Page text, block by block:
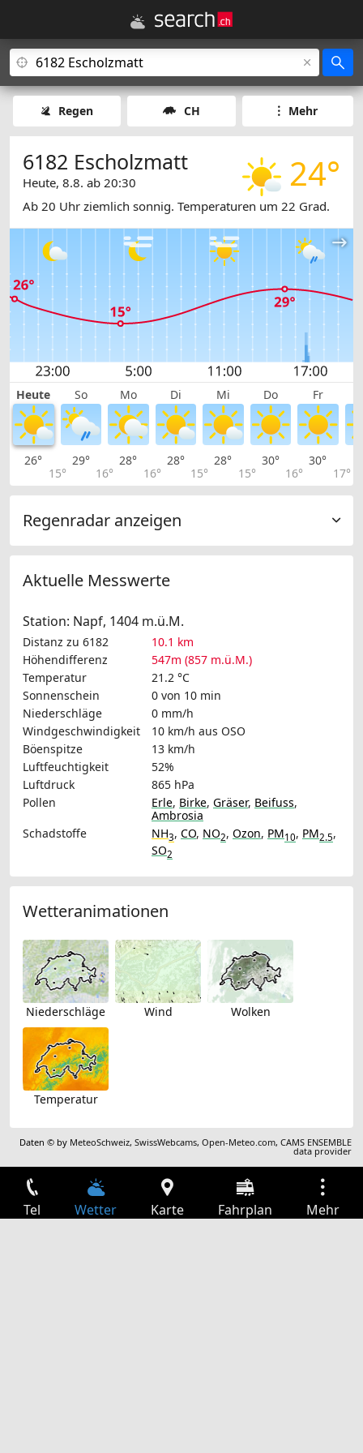
Regen CH Mehr
24°
6182 Escholzmatt
Heute, 8.8. ab 20:30
Ab 20 Uhr ziemlich sonnig. Temperaturen um 22 Grad.
Heute So Mo Di Mi Do Fr
26°
15°
29°
16°
28°
16°
28°
15°
28°
15°
30°
16°
30°
17°
Regenradar anzeigen
Aktuelle Messwerte
Station: Napf, 1404 m.ü.M.
Distanz zu 6182
10.1 km
Höhendifferenz
547m (857 m.ü.M.)
Temperatur
21.2 °C
Sonnenschein
0 von 10 min
Niederschläge
0 mm/h
Windgeschwindigkeit
10 km/h aus OSO
Böenspitze
13 km/h
Luftfeuchtigkeit
52%
Luftdruck
865 hPa
Pollen
Erle, Birke, Gräser, Beifuss,
Ambrosia
Schadstoffe
NH3, CO, NO2, Ozon, PM10, PM2.5,
SO2
Wetteranimationen
Niederschläge Wind Wolken
Temperatur
Daten © by MeteoSchweiz,SwissWebcams,Open-Meteo.com,CAMS ENSEMBLE
data provider
Tel Wetter Karte Fahrplan Mehr